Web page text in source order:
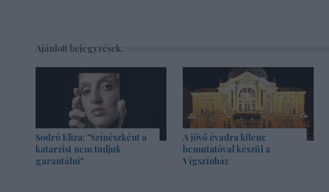
Ajánlott bejegyzések:
Sodró Eliza: "Színészként a
katarzist nem tudjuk
garantálni"
A jövő évadra kilenc
bemutatóval készül a
Vígszínház